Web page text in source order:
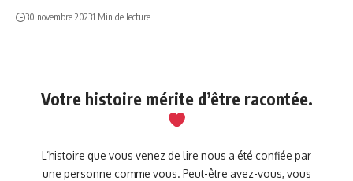
30 novembre 20231 Min de lecture
Votre histoire mérite d’être racontée.
L’histoire que vous venez de lire nous a été confiée par
une personne comme vous. Peut-être avez-vous, vous